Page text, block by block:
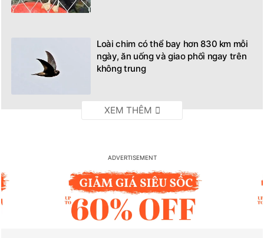
Loài chim có thể bay hơn 830 km mỗi
ngày, ăn uống và giao phối ngay trên
không trung